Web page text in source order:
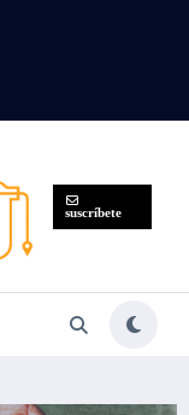
suscríbete